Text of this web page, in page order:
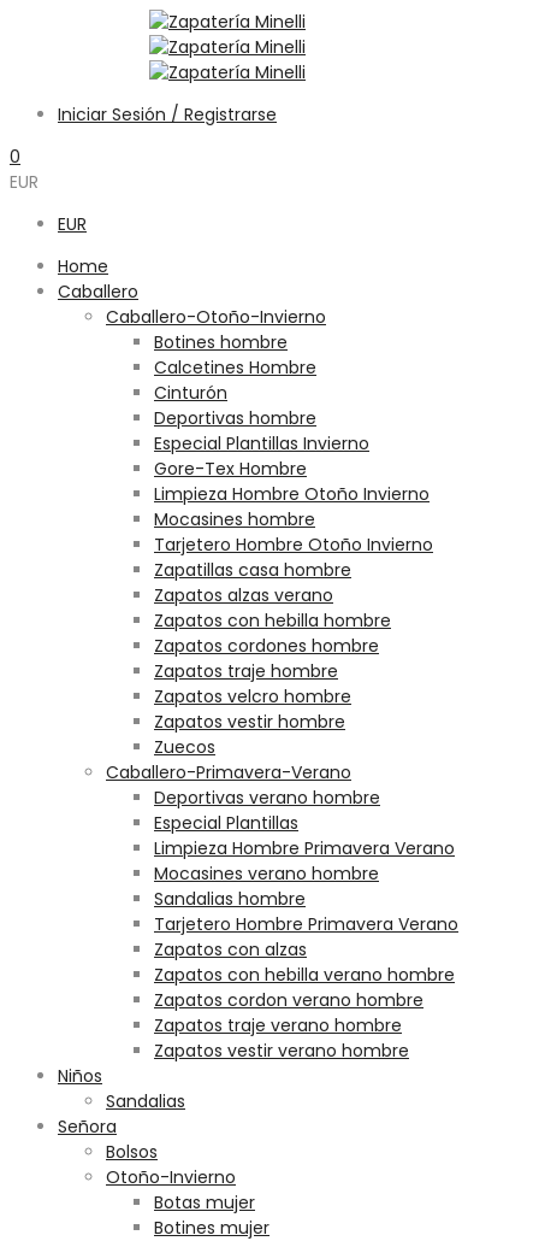
Iniciar Sesión / Registrarse
0
EUR
EUR
Home
Caballero
Caballero-Otoño-Invierno
Botines hombre
Calcetines Hombre
Cinturón
Deportivas hombre
Especial Plantillas Invierno
Gore-Tex Hombre
Limpieza Hombre Otoño Invierno
Mocasines hombre
Tarjetero Hombre Otoño Invierno
Zapatillas casa hombre
Zapatos alzas verano
Zapatos con hebilla hombre
Zapatos cordones hombre
Zapatos traje hombre
Zapatos velcro hombre
Zapatos vestir hombre
Zuecos
Caballero-Primavera-Verano
Deportivas verano hombre
Especial Plantillas
Limpieza Hombre Primavera Verano
Mocasines verano hombre
Sandalias hombre
Tarjetero Hombre Primavera Verano
Zapatos con alzas
Zapatos con hebilla verano hombre
Zapatos cordon verano hombre
Zapatos traje verano hombre
Zapatos vestir verano hombre
Niños
Sandalias
Señora
Bolsos
Otoño-Invierno
Botas mujer
Botines mujer